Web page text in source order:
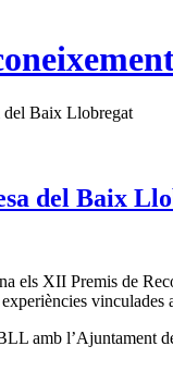
del Baix Llobregat
del Baix
els XII Premis de
vinculades
amb